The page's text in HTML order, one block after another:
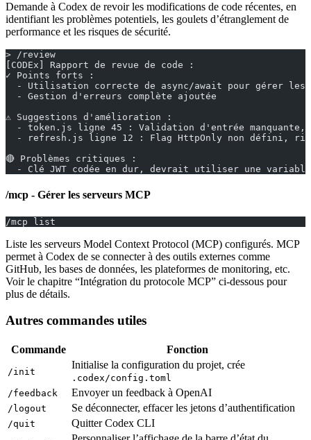
Demande à Codex de revoir les modifications de code récentes, en
identifiant les problèmes potentiels, les goulets d’étranglement de
performance et les risques de sécurité.
> /review
[CODEx] Rapport de revue de code :
✓ Points forts :
- Utilisation correcte de async/await pour gérer les
  - Gestion d'erreurs complète ajoutée
⚠ Suggestions d'amélioration :
- token.js ligne 45 : Validation d'entrée manquante,
- refresh.js ligne 12 : Flag HttpOnly non défini,
🔴 Problèmes critiques :
- Clé JWT codée en dur, devrait utiliser une
/mcp - Gérer les serveurs MCP
/mcp list
Liste les serveurs Model Context Protocol (MCP) configurés. MCP
permet à Codex de se connecter à des outils externes comme
GitHub, les bases de données, les plateformes de monitoring, etc.
Voir le chapitre “Intégration du protocole MCP” ci-dessous pour
plus de détails.
Autres commandes utiles
Commande Fonction
/init
Initialise la configuration du projet, crée
.codex/config.toml
/feedback
Envoyer un feedback à OpenAI
/logout Se déconnecter, effacer les jetons d’authentification
/quit Quitter Codex CLI